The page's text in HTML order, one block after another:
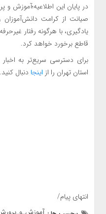
در پایان این اطلاعیه؛آموزش و
صیانت از کرامت
یادگیری، با هرگونه رفتار
قاطع برخورد خواهد کرد.
برای دسترسی سریع‌تر به
استان تهران را از اینجا دنبال کنید.
انتهای پیام/